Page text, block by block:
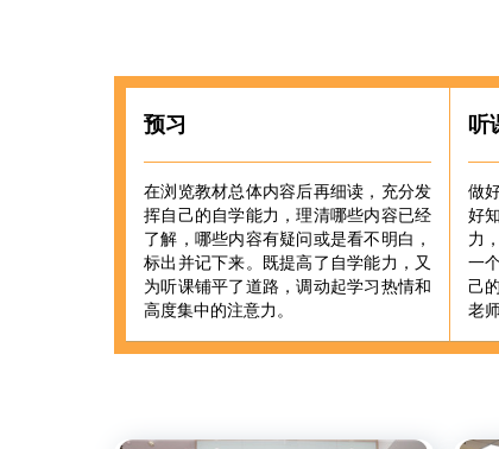
预习
在浏览教材总体内容后再细读，充分发
挥自己的自学能力，理清哪些内容已经
了解，哪些内容有疑问或是看不明白，
标出并记下来。既提高了自学能力，又
为听课铺平了道路，调动起学习热情和
高度集中的注意力。
听
做
好
力
一
己
老